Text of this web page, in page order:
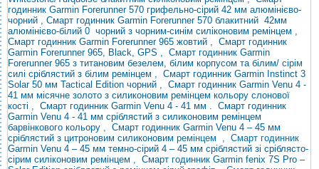
годинник Garmin Forerunner 570 грифельно-сірий 42 мм алюмінієво-
чорний , Смарт годинник Garmin Forerunner 570 блакитний 42мм
алюмінієво-білий 0 чорний з чорним-синім силіконовим ремінцем ,
Смарт годинник Garmin Forerunner 965 жовтий , Смарт годинник
Garmin Forerunner 965, Black, GPS , Смарт годинник Garmin
Forerunner 965 з титановим безелем, білим корпусом та білим/ сірім
силі сріблястий з білим ремінцем , Смарт годинник Garmin Instinct 3
Solar 50 мм Tactical Edition чорний , Смарт годинник Garmin Venu 4 -
41 мм місячне золото з силиконовим ремінцем кольору слонової
кості , Смарт годинник Garmin Venu 4 - 41 мм . Смарт годинник
Garmin Venu 4 - 41 мм сріблястий з силиконовим ремінцем
барвінкового кольору , Смарт годинник Garmin Venu 4 – 45 мм
сріблястий з цитроновим силиконовим ремінцем , Смарт годинник
Garmin Venu 4 – 45 мм темно-сірий 4 – 45 мм сріблястий зі сріблясто-
сірим силіконовим ремінцем , Смарт годинник Garmin fenix 7S Pro –